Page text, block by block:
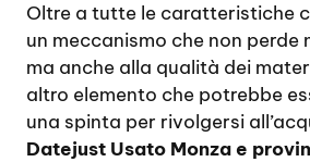
Oltre a tutte le caratteristiche
un meccanismo che non perde
ma anche alla qualità dei
altro elemento che potrebbe
una spinta per rivolgersi
Datejust Usato Monza e